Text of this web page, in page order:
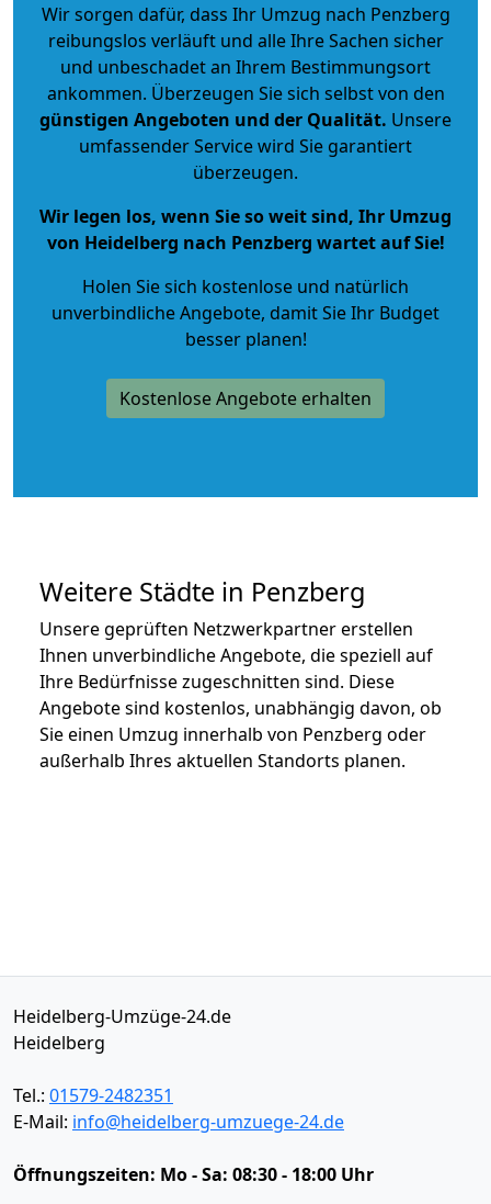
Wir sorgen dafür, dass Ihr Umzug nach Penzberg
reibungslos verläuft und alle Ihre Sachen sicher
und unbeschadet an Ihrem Bestimmungsort
ankommen. Überzeugen Sie sich selbst von den
günstigen Angeboten und der Qualität. Unsere
umfassender Service wird Sie garantiert
überzeugen.
Wir legen los, wenn Sie so weit sind, Ihr Umzug
von Heidelberg nach Penzberg wartet auf Sie!
Holen Sie sich kostenlose und natürlich
unverbindliche Angebote, damit Sie Ihr Budget
besser planen!
Kostenlose Angebote erhalten
Weitere Städte in Penzberg
Unsere geprüften Netzwerkpartner erstellen
Ihnen unverbindliche Angebote, die speziell auf
Ihre Bedürfnisse zugeschnitten sind. Diese
Angebote sind kostenlos, unabhängig davon, ob
Sie einen Umzug innerhalb von Penzberg oder
außerhalb Ihres aktuellen Standorts planen.
Heidelberg-Umzüge-24.de
Heidelberg
Tel.: 01579-2482351
E-Mail: info@heidelberg-umzuege-24.de
Öffnungszeiten: Mo - Sa: 08:30 - 18:00 Uhr